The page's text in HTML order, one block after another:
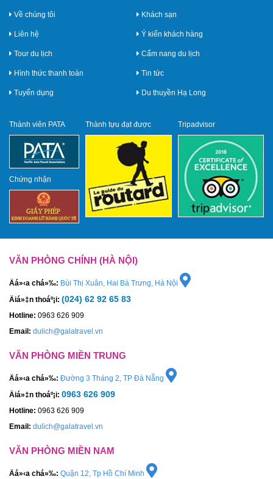
Về chúng tôi
Liên hệ
Tour du lịch
Hình thức thanh toán
Tuyển dụng
Khách sạn
Ý kiến khách hàng
Cẩm nang du lịch
Tin tức
Du thuyền Hạ Long
Thành viên PATA
Chứng nhận
Thành tựu đạt được Tripadvisor
VĂN PHÒNG CHÍNH (HÀ NỘI)
Äá»‹a chá»‰: Bùi Thị Xuân, Hai Bà Trưng, Hà Nội
Äiá»‡n thoáº¡i: (024) 62 92 65 83
Hotline: 0963 626 909
Email: dulich@galatravel.vn
VĂN PHÒNG MIỀN TRUNG
Äá»‹a chá»‰: Đường 3 Tháng 2, TP Đà Nẵng
Äiá»‡n thoáº¡i: 0963 626 909
Hotline: 0963 626 909
Email: dulich@galatravel.vn
VĂN PHÒNG MIỀN NAM
Äá»‹a chá»‰: Quận 12, Tp Hồ Chí Minh